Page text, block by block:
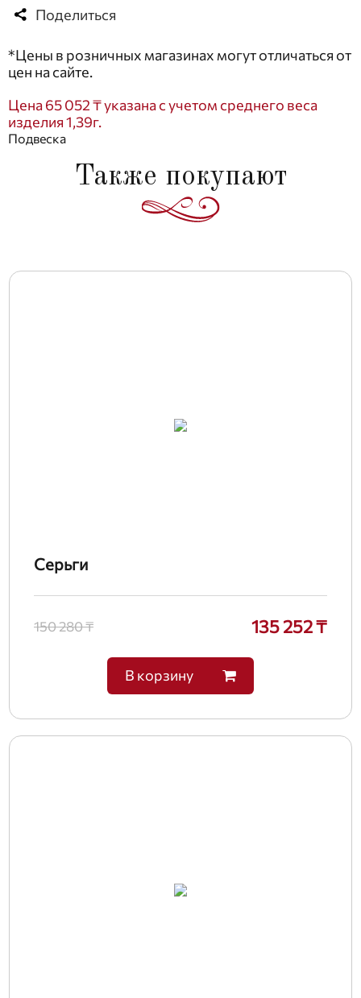
Поделиться
*Цены в розничных магазинах могут отличаться от
цен на сайте.
Цена 65 052 ₸ указана с учетом среднего веса
изделия 1,39г.
Подвеска
Также покупают
Серьги
150 280 ₸ 135 252 ₸
В корзину